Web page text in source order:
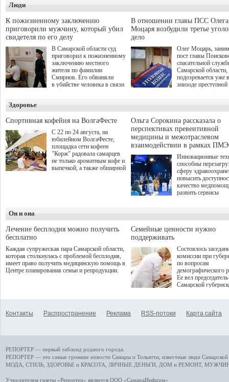
"Помощь фронту и семьям
участников СВО", которая
прошла в Отрадном 7
августа.
на трудоустройство
спокойную
мирной жизни.
Люди
К пожизненному заключению
приговорили мужчину, который убил
свидетеля по его делу
В Самарской области суд
приговорил к пожизненному
заключению местного
жителя по фамилии
Смирнов. Его обвиняли
в убийстве человека в связи
В отношении главы ПСС Олега
Моцаря возбудили третье
дело
Олег Моцарь,
пост главы
спасательной
Самарской области,
подозревается уже
эпизоде преступной
а сам он
Здоровье
Спортивная кофейня на ВолгаФесте
С 22 по 24 августа, на
юбилейном ВолгаФесте,
площадка сети кофеен
"Корж" радовала самарцев
не только ароматным кофе и
выпечкой, а также обширной
Ольга Сорокина рассказала о
перспективах превентивной
медицины и межотраслевом
взаимодействии в рамках
Инновационные
способны
сферу
повысить
качество
развить сервисы
определенными
К ним можно
возникающие при
данными
более динамичного
проникновения
сегмент
отраслевое
рассказала Ольга
ходе сессии
качества жизни" в
ПМЭФ 2025. В
Он и она
Лечение бесплодия можно получить
бесплатно
Каждая супружеская пара Самарской области,
которая столкнулась с проблемой бесплодия,
имеет право получить медицинскую помощь в
Центре планирования семьи и репродукции.
Семейные ценности нужно
поддерживать
Состоялось
комиссии при
по вопросам
демографического
Ее вел председатель
Самарской
Контакты Распространение Реклама RSS-потоки Карта сайта
РЕПОРТЕР — первый таблоид родного города.
РЕПОРТЕР — это самые громкие новости Самары и Тольятти, известные люди
МОДА, СТИЛЬ ЗДОРОВЬЕ и КРАСОТА ЛИЧНЫЕ ДЕНЬГИ ДОМ и РЕМОНТ,
Учредителем газеты «Репортер» является ООО «СамараИнформ»